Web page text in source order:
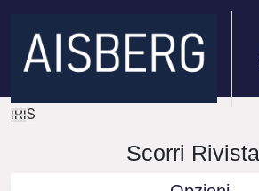
IRIS
Scorri Rivista